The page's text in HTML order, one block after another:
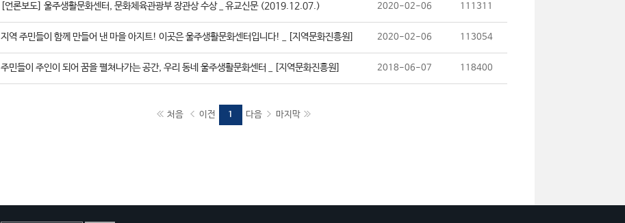
[언론보도] 울주생활문화센터, 문화체육관광부 장관상 수상 _ 유교신문 (2019.12.07.) 2020-02-06 111311
지역 주민들이 함께 만들어 낸 마을 아지트! 이곳은 울주생활문화센터입니다! _ [지역문화진흥원] 2020-02-06 113054
주민들이 주인이 되어 꿈을 펼쳐나가는 공간, 우리 동네 울주생활문화센터 _ [지역문화진흥원] 2018-06-07 118400
처음 이전 1 다음 마지막